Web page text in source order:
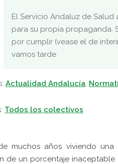
El Servicio Andaluz de
para su propia propaganda.
por cumplir (vease el de
vamos tarde
Actualidad Andalucía
Todos los colectivos
muchos años viviendo una
de un porcentaje inaceptable